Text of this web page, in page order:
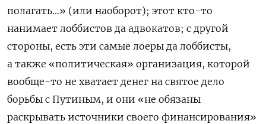
полагать…» (или наоборот); этот кто-то
нанимает лоббистов да адвокатов; с другой
стороны, есть эти самые лоеры да лоббисты,
а также «политическая» организация, которой
вообще-то не хватает денег на святое дело
борьбы с Путиным, и они «не обязаны
раскрывать источники своего финансирования»